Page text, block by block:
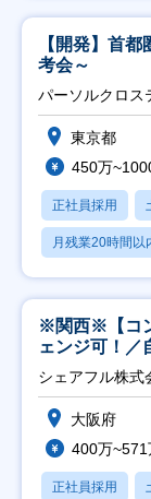
【開発】首
考会～
パーソルクロス
東京都
450万
正社員採用
月残業20時間以
※関西※【コ
ェンジ可！／
シェアフル株式
大阪府
400万~571
正社員採用